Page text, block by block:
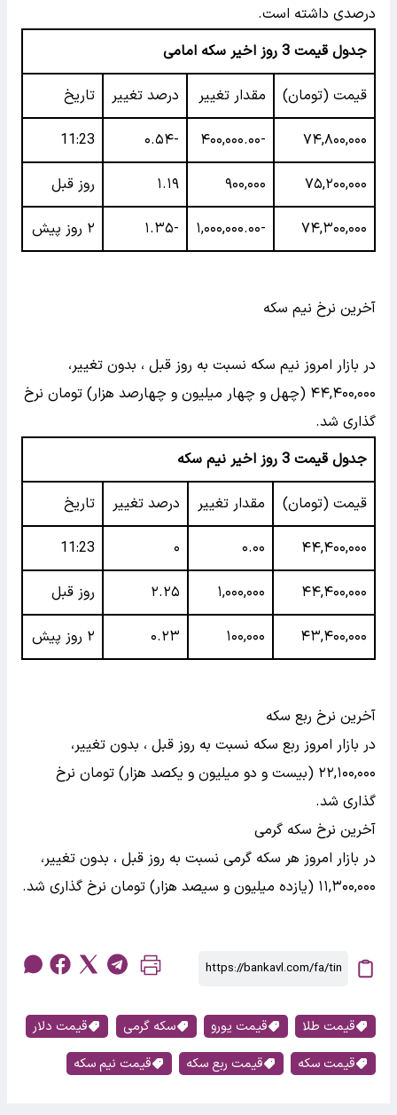
درصدی داشته است.
جدول قیمت 3 روز اخیر سکه امامی
قیمت (تومان) مقدار تغییر درصد تغییر تاریخ
۷۴,۸۰۰,۰۰۰ -۴۰۰,۰۰۰.۰۰ -۰.۵۴ 11:23
۷۵,۲۰۰,۰۰۰ ۹۰۰,۰۰۰ ۱.۱۹ روز قبل
۷۴,۳۰۰,۰۰۰ -۱,۰۰۰,۰۰۰.۰۰ -۱.۳۵ ۲ روز پیش
آخرین نرخ نیم سکه
در بازار امروز نیم سکه نسبت به روز قبل ، بدون تغییر،
۴۴,۴۰۰,۰۰۰ (چهل و چهار میلیون و چهارصد هزار) تومان نرخ
گذاری شد.
جدول قیمت 3 روز اخیر نیم سکه
قیمت (تومان) مقدار تغییر درصد تغییر تاریخ
۴۴,۴۰۰,۰۰۰ ۰.۰۰ ۰ 11:23
۴۴,۴۰۰,۰۰۰ ۱,۰۰۰,۰۰۰ ۲.۲۵ روز قبل
۴۳,۴۰۰,۰۰۰ ۱۰۰,۰۰۰ ۰.۲۳ ۲ روز پیش
آخرین نرخ ربع سکه
در بازار امروز ربع سکه نسبت به روز قبل ، بدون تغییر،
۲۲,۱۰۰,۰۰۰ (بیست و دو میلیون و یکصد هزار) تومان نرخ
گذاری شد.
آخرین نرخ سکه گرمی
در بازار امروز هر سکه گرمی نسبت به روز قبل ، بدون تغییر،
۱۱,۳۰۰,۰۰۰ (یازده میلیون و سیصد هزار) تومان نرخ گذاری شد.
قیمت طلا قیمت یورو سکه گرمی
قیمت دلار
قیمت سکه
قیمت ربع سکه قیمت نیم سکه